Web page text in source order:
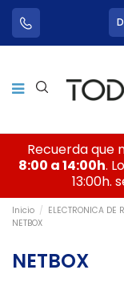
Recuerda que
8:00 a 14:00h.
13:00h.
Inicio ELECTRONICA DE
NETBOX
NETBOX